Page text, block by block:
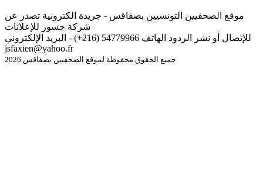
موقع الصحفيين التونسيين بصفاقس - جريدة الكترونية تصدر عن
شركة جسور للإعلانات
للإتصال أو نشر الردود الهاتف 54779966 (216+) - البريد الإلكتروني
jsfaxien@yahoo.fr
جميع الحقوق محفوظة لموقع الصحفيين بصفاقس 2026